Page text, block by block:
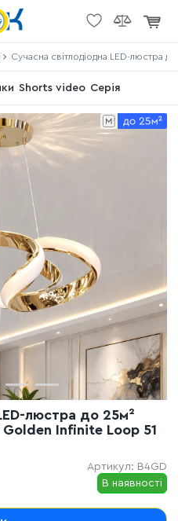
Сучасна світлодіодна LED-люстра
Shorts video Серія
люстра до 25м²
Golden Infinite Loop 51
Артикул: B4GD
В наявності